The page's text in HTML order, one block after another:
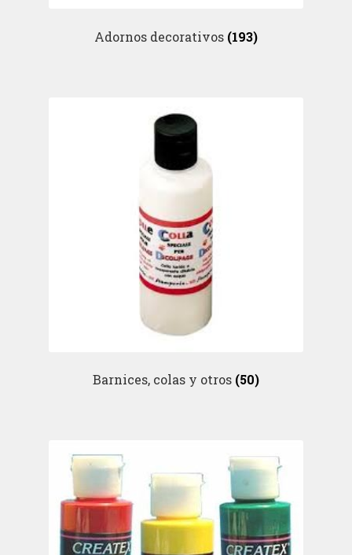
Adornos decorativos (193)
Barnices, colas y otros (50)